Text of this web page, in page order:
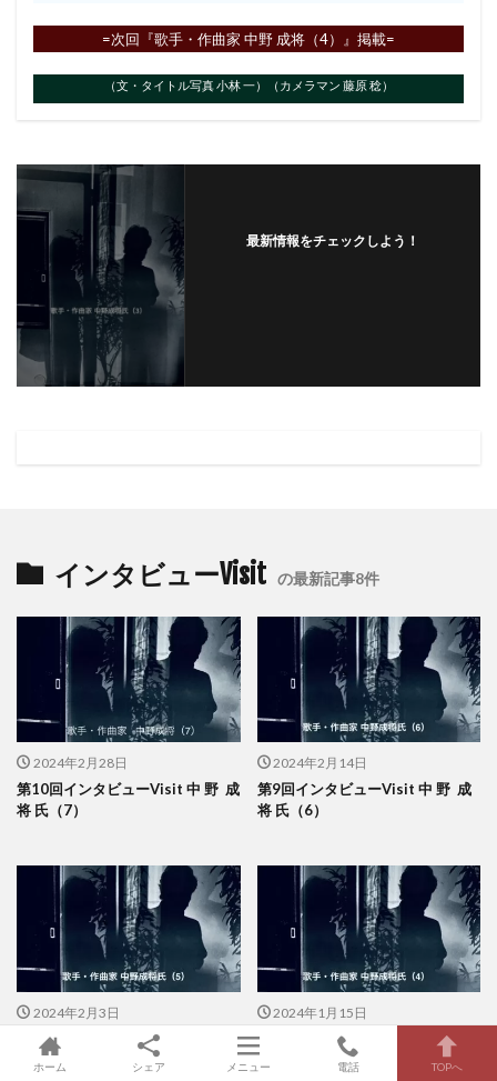
=次回『歌手・作曲家 中野 成将（4）』掲載=
（文・タイトル写真 小林 一）（カメラマン 藤原 稔）
最新情報をチェックしよう！
インタビューVisit の最新記事8件
2024年2月28日
第10回インタビューVisit 中 野 成
将 氏（7）
2024年2月14日
第9回インタビューVisit 中 野 成
将 氏（6）
2024年2月3日
第8回インタビューVisit 中 野 成
将 氏（5）
2024年1月15日
第7回インタビューVisit 中 野 成
将 氏（4）
ホーム シェア メニュー 電話 TOPへ